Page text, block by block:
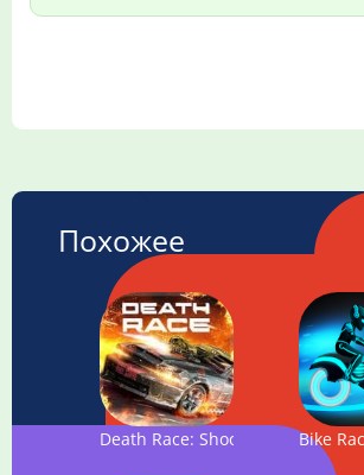
Похожее
Death Race: Shooting CarsBike